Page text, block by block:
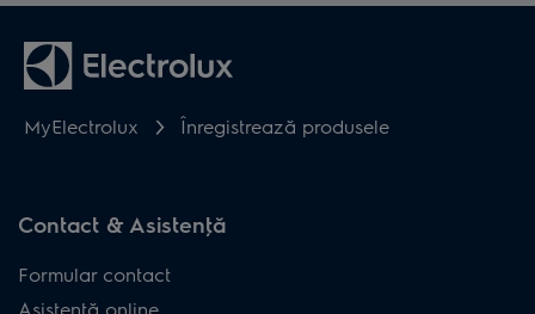
MyElectrolux Înregistrează produsele
Contact & Asistenţă
Formular contact
Asistenţă online